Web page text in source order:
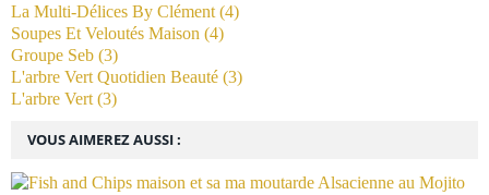
VOUS AIMEREZ AUSSI :
La Multi-Délices By Clément (4)
Soupes Et Veloutés Maison (4)
Groupe Seb (3)
L'arbre Vert Quotidien Beauté (3)
L'arbre Vert (3)